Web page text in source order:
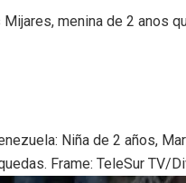
menina de 2 anos